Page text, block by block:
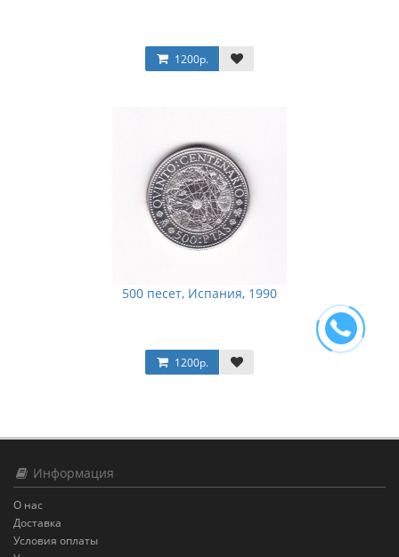
1200р.
500 песет, Испания, 1990
1200р.
Информация
О нас
Доставка
Условия оплаты